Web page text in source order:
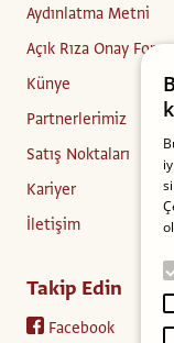
Aydınlatma Metni
Açık Rıza Onay
Künye
Partnerlerimiz
Satış Noktaları
Kariyer
İletişim
Takip Edin
Facebook